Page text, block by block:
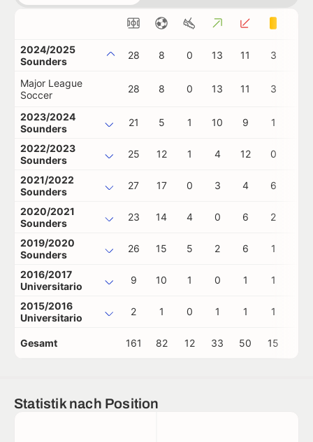
2024/2025
Sounders
28 8 0 13 11 3
Major League
Soccer
28 8 0 13 11 3
2023/2024
Sounders
21 5 1 10 9 1
2022/2023
Sounders
25 12 1 4 12 0
2021/2022
Sounders
27 17 0 3 4 6
2020/2021
Sounders
23 14 4 0 6 2
2019/2020
Sounders
26 15 5 2 6 1
2016/2017
Universitario
9 10 1 0 1 1
2015/2016
Universitario
2 1 0 1 1 1
Gesamt 161 82 12 33 50 15
Statistik nach Position